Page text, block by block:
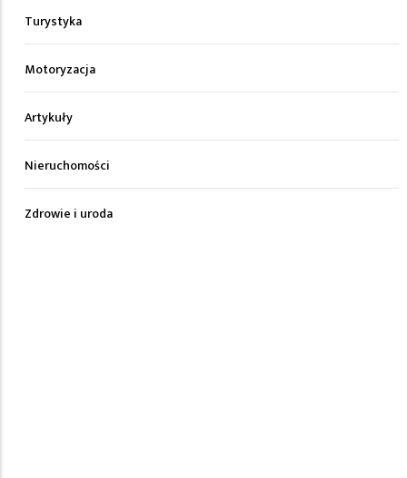
Turystyka
Motoryzacja
Artykuły
Nieruchomości
Zdrowie i uroda